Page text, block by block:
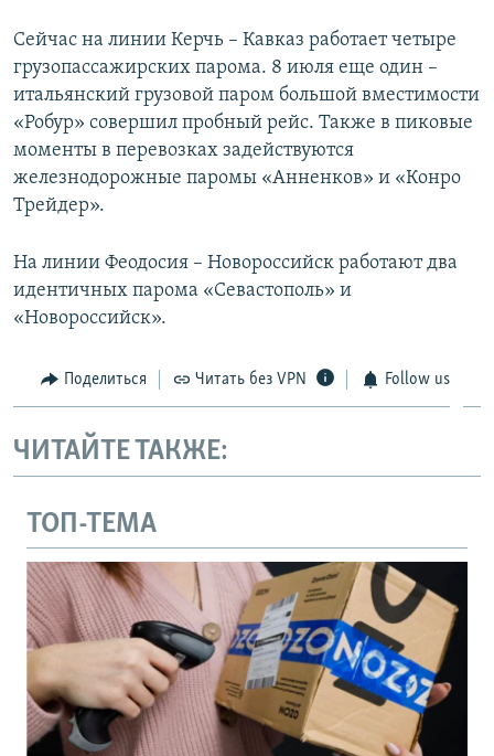
Сейчас на линии Керчь – Кавказ работает четыре
грузопассажирских парома. 8 июля еще один –
итальянский грузовой паром большой вместимости
«Робур» совершил пробный рейс. Также в пиковые
моменты в перевозках задействуются
железнодорожные паромы «Анненков» и «Конро
Трейдер».
На линии Феодосия – Новороссийск работают два
идентичных парома «Севастополь» и
«Новороссийск».
Поделиться Читать без VPN Follow us
ЧИТАЙТЕ ТАКЖЕ:
ТОП-ТЕМА